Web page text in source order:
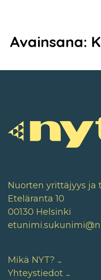
Avainsana:
Nuorten yrittäjyys ja
Eteläranta 10
00130 Helsinki
Mikä NYT?
Yhteystiedot